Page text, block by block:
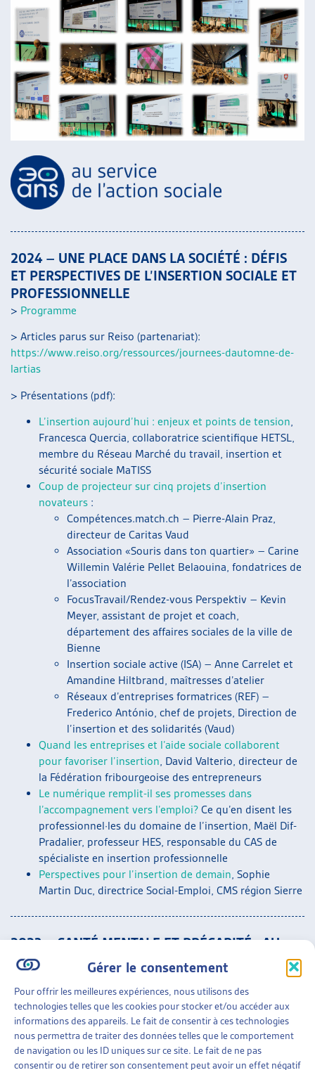
Gérer le consentement
Pour offrir les meilleures expériences, nous utilisons des
technologies telles que les cookies pour stocker et/ou accéder aux
informations des appareils. Le fait de consentir à ces technologies
nous permettra de traiter des données telles que le comportement
de navigation ou les ID uniques sur ce site. Le fait de ne pas
consentir ou de retirer son consentement peut avoir un effet négatif
2024 – UNE PLACE DANS LA SOCIÉTÉ : DÉFIS
ET PERSPECTIVES DE L’INSERTION SOCIALE ET
PROFESSIONNELLE
> Programme
> Articles parus sur Reiso (partenariat):
https://www.reiso.org/ressources/journees-dautomne-de-
lartias
> Présentations (pdf):
L’insertion aujourd’hui : enjeux et points de tension,
Francesca Quercia, collaboratrice scientifique HETSL,
membre du Réseau Marché du travail, insertion et
sécurité sociale MaTISS
Coup de projecteur sur cinq projets d’insertion
novateurs :
Compétences.match.ch – Pierre-Alain Praz,
directeur de Caritas Vaud
Association «Souris dans ton quartier» – Carine
Willemin Valérie Pellet Belaouina, fondatrices de
l’association
FocusTravail/Rendez-vous Perspektiv – Kevin
Meyer, assistant de projet et coach,
département des affaires sociales de la ville de
Bienne
Insertion sociale active (ISA) – Anne Carrelet et
Amandine Hiltbrand, maîtresses d’atelier
Réseaux d’entreprises formatrices (REF) –
Frederico António, chef de projets, Direction de
l’insertion et des solidarités (Vaud)
Quand les entreprises et l’aide sociale collaborent
pour favoriser l’insertion, David Valterio, directeur de
la Fédération fribourgeoise des entrepreneurs
Le numérique remplit-il ses promesses dans
l’accompagnement vers l’emploi? Ce qu’en disent les
professionnel·les du domaine de l’insertion, Maël Dif-
Pradalier, professeur HES, responsable du CAS de
spécialiste en insertion professionnelle
Perspectives pour l’insertion de demain, Sophie
Martin Duc, directrice Social-Emploi, CMS région Sierre
2023 – SANTÉ MENTALE ET PRÉCARITÉ : AU-
DELÀ DE L’ENGRENAGE
> Présentations (pdf) :
Parcours de vie, précarité et santé mentale :
contributions des sciences sociales; Claudine Burton-
Jeangros, sociologue de la santé, Université de Genève